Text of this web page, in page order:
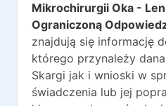
Mikrochirurgii Oka -
Ograniczoną
znajdują się informację
którego przynależy
Skargi jak i wnioski w
świadczenia lub jej